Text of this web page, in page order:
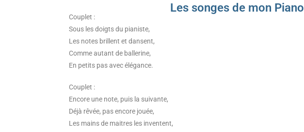
Les songes de mon Piano
Couplet :
Sous les doigts du pianiste,
Les notes brillent et dansent,
Comme autant de ballerine,
En petits pas avec élégance.
Couplet :
Encore une note, puis la suivante,
Déjà rêvée, pas encore jouée,
Les mains de maitres les inventent,